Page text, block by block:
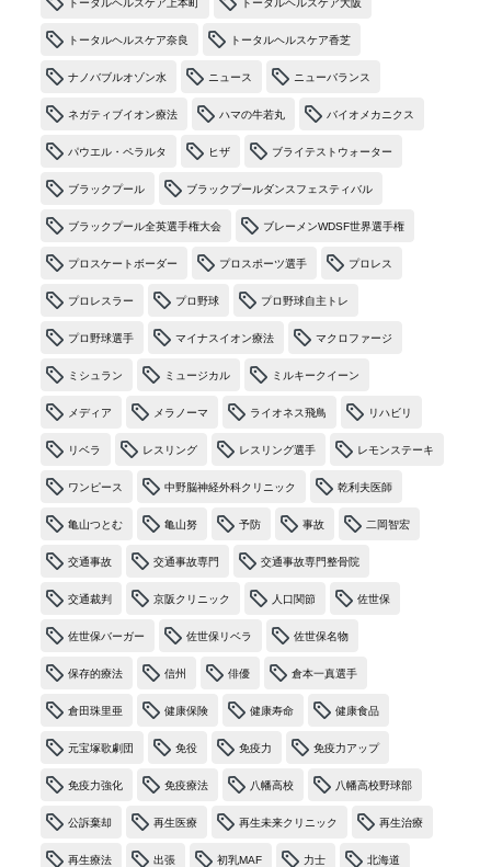
トータルヘルスケア上本町 トータルヘルスケア大阪
トータルヘルスケア奈良 トータルヘルスケア香芝
ナノバブルオゾン水 ニュース ニューバランス
ネガティブイオン療法 ハマの牛若丸 バイオメカニクス
パウエル・ペラルタ ヒザ ブライテストウォーター
ブラックプール ブラックプールダンスフェスティバル
ブラックプール全英選手権大会 ブレーメンWDSF世界選手権
プロスケートボーダー プロスポーツ選手 プロレス
プロレスラー プロ野球 プロ野球自主トレ
プロ野球選手 マイナスイオン療法 マクロファージ
ミシュラン ミュージカル ミルキークイーン
メディア メラノーマ ライオネス飛鳥 リハビリ
リベラ レスリング レスリング選手 レモンステーキ
ワンピース 中野脳神経外科クリニック 乾利夫医師
亀山つとむ 亀山努 予防 事故 二岡智宏
交通事故 交通事故専門 交通事故専門整骨院
交通裁判 京阪クリニック 人口関節 佐世保
佐世保バーガー 佐世保リベラ 佐世保名物
保存的療法 信州 俳優 倉本一真選手
倉田珠里亜 健康保険 健康寿命 健康食品
元宝塚歌劇団 免役 免疫力 免疫力アップ
免疫力強化 免疫療法 八幡高校 八幡高校野球部
公訴棄却 再生医療 再生未来クリニック 再生治療
再生療法 出張 初乳MAF 力士 北海道